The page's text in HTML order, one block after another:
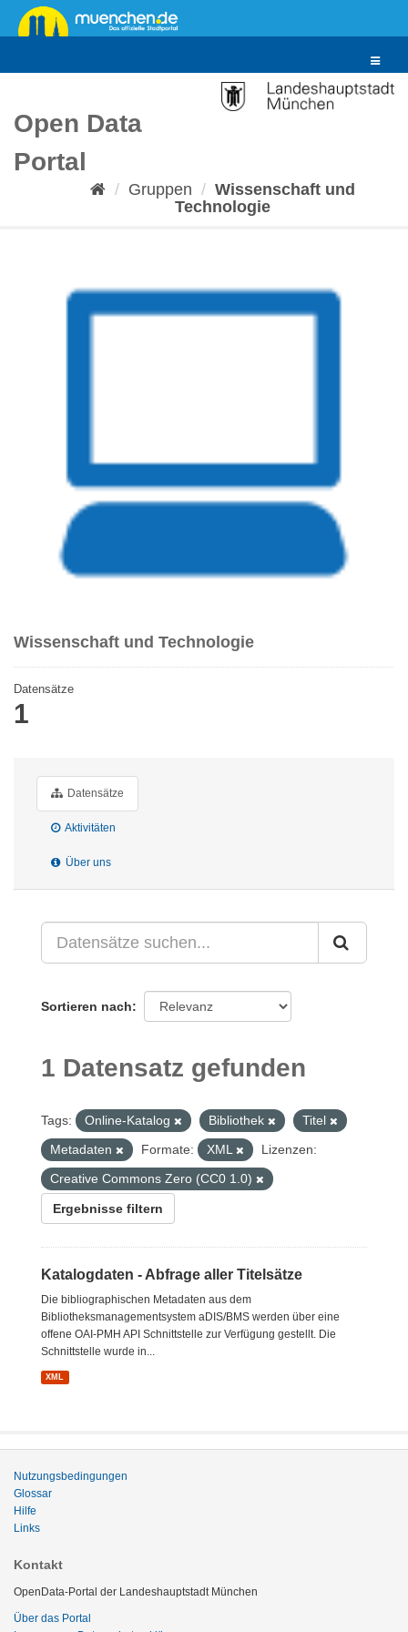
Überspringen
zum
Toggle
Open Data
Portal
Gruppen
Wissenschaft und
Technologie
Wissenschaft und Technologie
Datensätze
1
Datensätze
Aktivitäten
Über uns
Sortieren nach
1 Datensatz gefunden
Tags: Online-Katalog Bibliothek
Titel
Metadaten
Formate: XML
Lizenzen:
Creative Commons Zero (CC0 1.0)
Ergebnisse filtern
Katalogdaten - Abfrage aller Titelsätze
Die bibliographischen Metadaten aus dem
Bibliotheksmanagementsystem aDIS/BMS werden über eine
offene OAI-PMH API Schnittstelle zur Verfügung gestellt. Die
Schnittstelle wurde in...
XML
Nutzungsbedingungen
Glossar
Hilfe
Links
Kontakt
OpenData-Portal der Landeshauptstadt München
Über das Portal